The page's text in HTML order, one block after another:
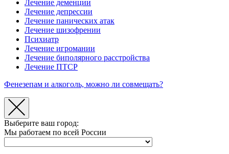
Лечение деменции
Лечение депрессии
Лечение панических атак
Лечение шизофрении
Психиатр
Лечение игромании
Лечение биполярного расстройства
Лечение ПТСР
Фенезепам и алкоголь, можно ли совмещать?
Выберите ваш город:
Мы работаем по всей России